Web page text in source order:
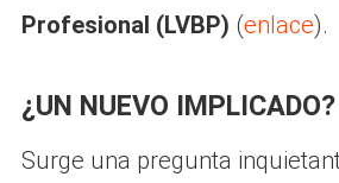
Profesional (LVBP) (enlace).
¿UN NUEVO IMPLICADO?
Surge una pregunta